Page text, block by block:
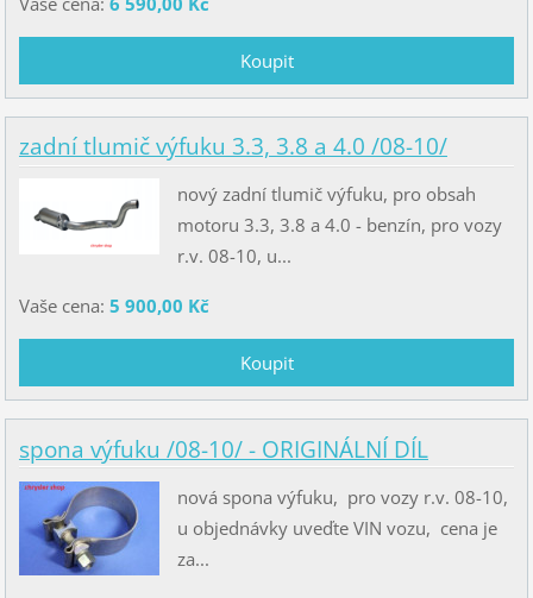
zadní tlumič výfuku 3.3, 3.8 a 4.0 /08-10/
nový zadní tlumič výfuku, pro obsah
motoru 3.3, 3.8 a 4.0 - benzín, pro vozy
r.v. 08-10, u...
Vaše cena: 5 900,00 Kč
spona výfuku /08-10/ - ORIGINÁLNÍ DÍL
nová spona výfuku, pro vozy r.v. 08-10,
u objednávky uveďte VIN vozu, cena je
za...